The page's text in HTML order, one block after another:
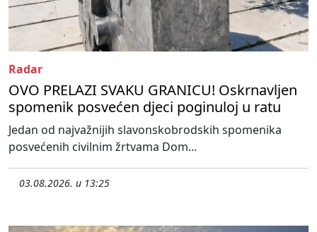
Radar
OVO PRELAZI SVAKU GRANICU! Oskrnavljen
spomenik posvećen djeci poginuloj u ratu
Jedan od najvažnijih slavonskobrodskih spomenika
posvećenih civilnim žrtvama Dom...
03.08.2026. u 13:25